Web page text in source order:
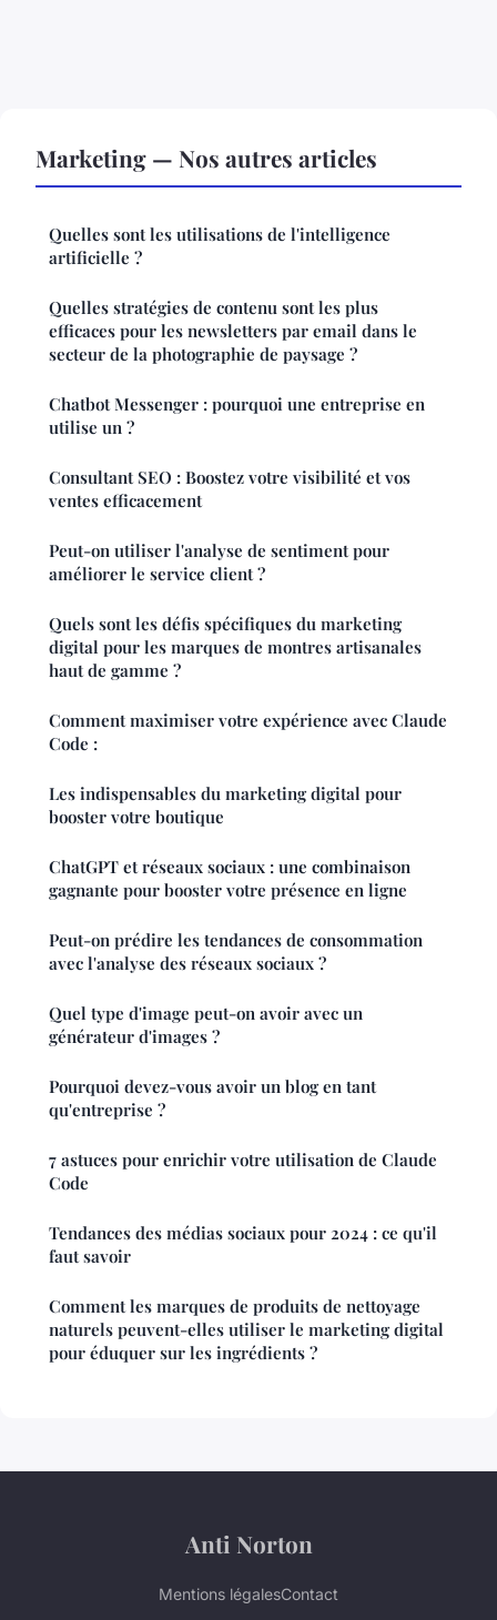
Marketing — Nos autres articles
Quelles sont les utilisations de l'intelligence
artificielle ?
Quelles stratégies de contenu sont les plus
efficaces pour les newsletters par email dans le
secteur de la photographie de paysage ?
Chatbot Messenger : pourquoi une entreprise en
utilise un ?
Consultant SEO : Boostez votre visibilité et vos
ventes efficacement
Peut-on utiliser l'analyse de sentiment pour
améliorer le service client ?
Quels sont les défis spécifiques du marketing
digital pour les marques de montres artisanales
haut de gamme ?
Comment maximiser votre expérience avec Claude
Code :
Les indispensables du marketing digital pour
booster votre boutique
ChatGPT et réseaux sociaux : une combinaison
gagnante pour booster votre présence en ligne
Peut-on prédire les tendances de consommation
avec l'analyse des réseaux sociaux ?
Quel type d'image peut-on avoir avec un
générateur d'images ?
Pourquoi devez-vous avoir un blog en tant
qu'entreprise ?
7 astuces pour enrichir votre utilisation de Claude
Code
Tendances des médias sociaux pour 2024 : ce qu'il
faut savoir
Comment les marques de produits de nettoyage
naturels peuvent-elles utiliser le marketing digital
pour éduquer sur les ingrédients ?
Anti Norton
Mentions légalesContact